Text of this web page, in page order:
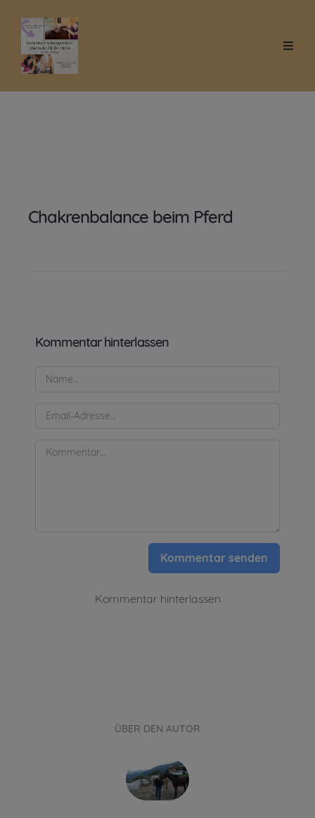
Chakrenbalance beim Pferd
Kommentar hinterlassen
Kommentar senden
Kommentar hinterlassen
ÜBER DEN AUTOR